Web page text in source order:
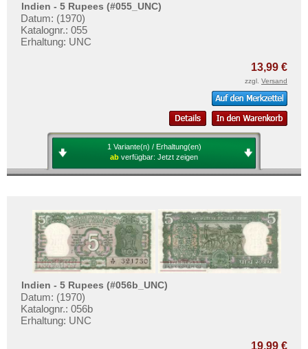
Indien - 5 Rupees (#055_UNC)
Datum: (1970)
Katalognr.: 055
Erhaltung: UNC
13,99 €
zzgl. Versand
1 Variante(n) / Erhaltung(en)
ab verfügbar: Jetzt zeigen
Indien - 5 Rupees (#056b_UNC)
Datum: (1970)
Katalognr.: 056b
Erhaltung: UNC
19,99 €